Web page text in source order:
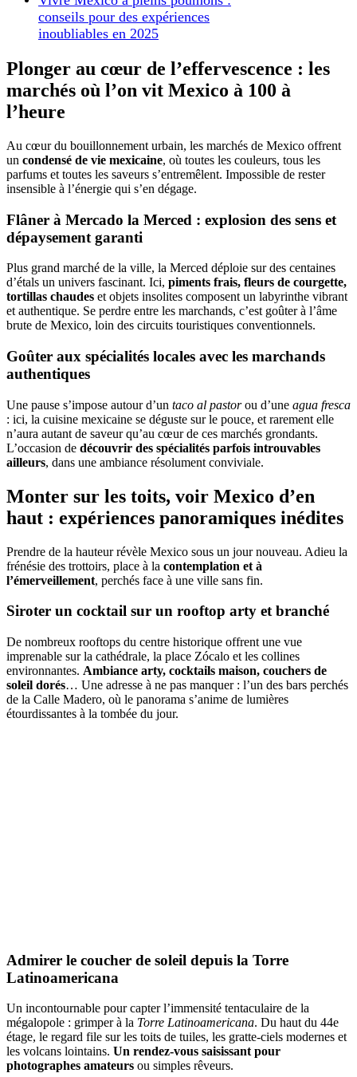
conseils pour des expériences
inoubliables en 2025
Plonger au cœur de l’effervescence : les
marchés où l’on vit Mexico à 100 à
l’heure
Au cœur du bouillonnement urbain, les marchés de Mexico offrent
un condensé de vie mexicaine, où toutes les couleurs, tous les
parfums et toutes les saveurs s’entremêlent. Impossible de rester
insensible à l’énergie qui s’en dégage.
Flâner à Mercado la Merced : explosion des sens et
dépaysement garanti
Plus grand marché de la ville, la Merced déploie sur des centaines
d’étals un univers fascinant. Ici, piments frais, fleurs de courgette,
tortillas chaudes et objets insolites composent un labyrinthe vibrant
et authentique. Se perdre entre les marchands, c’est goûter à l’âme
brute de Mexico, loin des circuits touristiques conventionnels.
Goûter aux spécialités locales avec les marchands
authentiques
Une pause s’impose autour d’un taco al pastorou d’une agua fresca
: ici, la cuisine mexicaine se déguste sur le pouce, et rarement elle
n’aura autant de saveur qu’au cœur de ces marchés grondants.
L’occasion de découvrir des spécialités parfois introuvables
ailleurs, dans une ambiance résolument conviviale.
Monter sur les toits, voir Mexico d’en
haut : expériences panoramiques inédites
Prendre de la hauteur révèle Mexico sous un jour nouveau. Adieu la
frénésie des trottoirs, place à la contemplation et à
l’émerveillement, perchés face à une ville sans fin.
Siroter un cocktail sur un rooftop arty et branché
De nombreux rooftops du centre historique offrent une vue
imprenable sur la cathédrale, la place Zócalo et les collines
environnantes. Ambiance arty, cocktails maison, couchers de
soleil dorés… Une adresse à ne pas manquer : l’un des bars perchés
de la Calle Madero, où le panorama s’anime de lumières
étourdissantes à la tombée du jour.
Admirer le coucher de soleil depuis la Torre
Latinoamericana
Un incontournable pour capter l’immensité tentaculaire de la
mégalopole : grimper à la Torre Latinoamericana. Du haut du 44e
étage, le regard file sur les toits de tuiles, les gratte-ciels modernes et
les volcans lointains. Un rendez-vous saisissant pour
photographes amateurs ou simples rêveurs.